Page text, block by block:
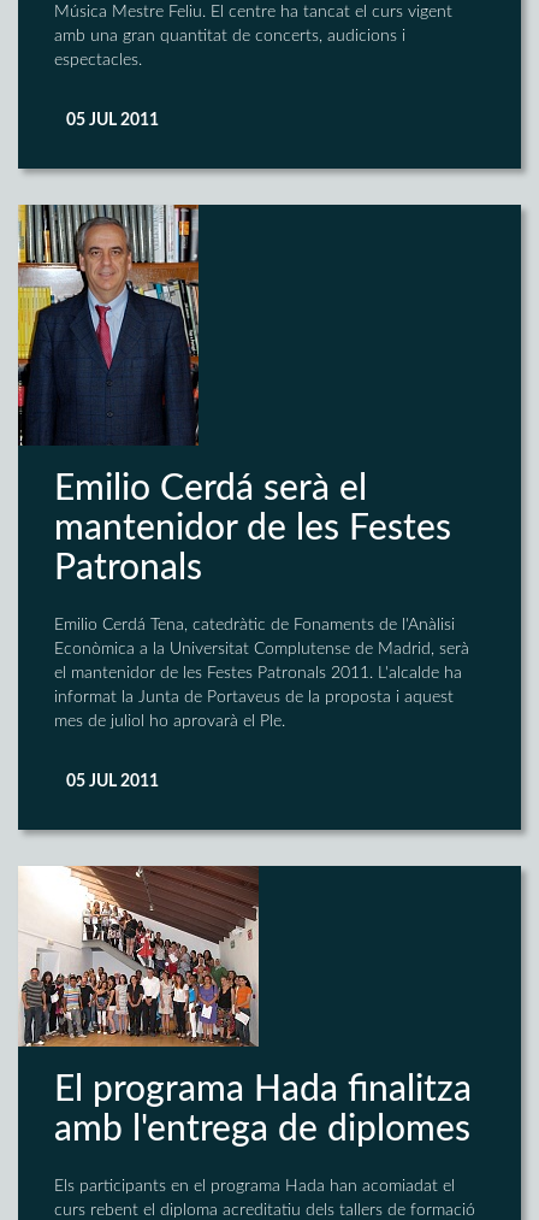
Música Mestre Feliu. El centre ha tancat el curs vigent
amb una gran quantitat de concerts, audicions i
espectacles.
05 JUL 2011
Emilio Cerdá serà el
mantenidor de les Festes
Patronals
Emilio Cerdá Tena, catedràtic de Fonaments de l'Anàlisi
Econòmica a la Universitat Complutense de Madrid, serà
el mantenidor de les Festes Patronals 2011. L'alcalde ha
informat la Junta de Portaveus de la proposta i aquest
mes de juliol ho aprovarà el Ple.
05 JUL 2011
El programa Hada finalitza
amb l'entrega de diplomes
Els participants en el programa Hada han acomiadat el
curs rebent el diploma acreditatiu dels tallers de formació